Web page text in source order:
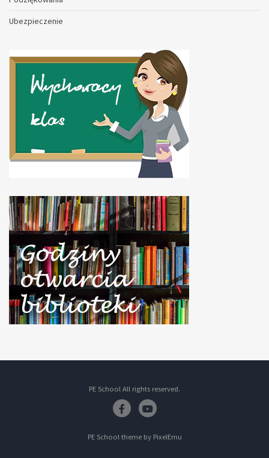
Ubezpieczenie
PE School All rights reserved.
PE School theme by PixelEmu